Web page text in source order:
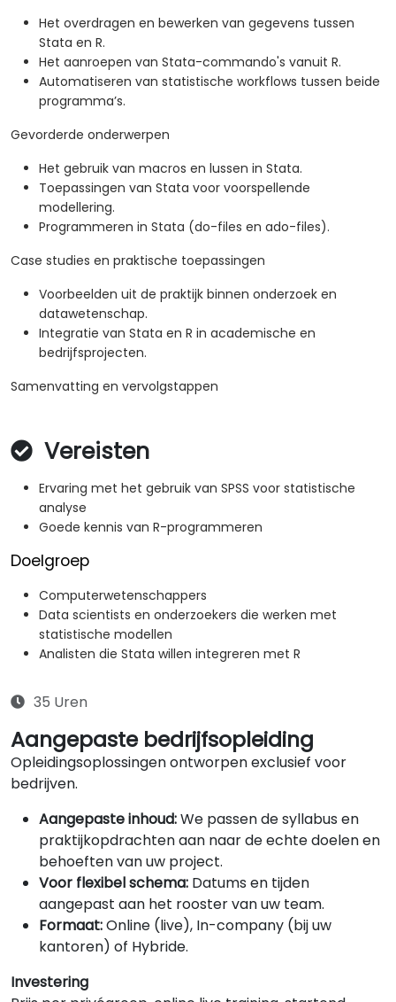
Het overdragen en bewerken van gegevens tussen
Stata en R.
Het aanroepen van Stata-commando's vanuit R.
Automatiseren van statistische workflows tussen beide
programma’s.
Gevorderde onderwerpen
Het gebruik van macros en lussen in Stata.
Toepassingen van Stata voor voorspellende
modellering.
Programmeren in Stata (do-files en ado-files).
Case studies en praktische toepassingen
Voorbeelden uit de praktijk binnen onderzoek en
datawetenschap.
Integratie van Stata en R in academische en
bedrijfsprojecten.
Samenvatting en vervolgstappen
Vereisten
Ervaring met het gebruik van SPSS voor statistische
analyse
Goede kennis van R-programmeren
Doelgroep
Computerwetenschappers
Data scientists en onderzoekers die werken met
statistische modellen
Analisten die Stata willen integreren met R
35 Uren
Aangepaste bedrijfsopleiding
Opleidingsoplossingen ontworpen exclusief voor
bedrijven.
Aangepaste inhoud:We passen de syllabus en
praktijkopdrachten aan naar de echte doelen en
behoeften van uw project.
Voor flexibel schema: Datums en tijden
aangepast aan het rooster van uw team.
Formaat:Online (live), In-company (bij uw
kantoren) of Hybride.
Investering